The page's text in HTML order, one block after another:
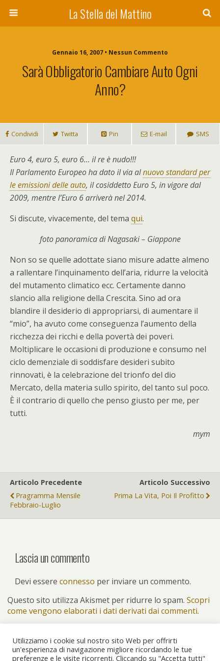
La Stella del Mattino
Gennaio 16, 2007 • Nessun Commento
Sarà Obbligatorio Cambiare Auto Ogni
Anno?
Condividi Twitta Pin E-mail SMS
Euro 4, euro 5, euro 6… il re è nudo!!!
Il Parlamento Europeo ha dato il via alnuovo standard per
le emissioni delle auto, il cosiddetto Euro 5, in vigore dal
2009, mentre l’Euro 6 arriverà nel 2014.
Si discute, vivacemente, del tema qui.
foto panoramica di Nagasaki – Giappone
Non so se quelle adottate siano misure adatte almeno
a rallentare l’inquinamento dell’aria, ridurre la velocità
del mutamento climatico ecc. Certamente danno
slancio alla religione della Crescita. Sino ad ora
blandire il desiderio di appropriarsi, di aumentare il
“mio”, ha avuto come conseguenza l’aumento della
ricchezza dei ricchi e della povertà dei poveri.
Moltiplicare le occasioni di produzione e consumo nel
ciclo demenziale di soddisfare desideri subito
rinnovati, è la celebrazione del trionfo del dio
Mercato, della materia sullo spirito, del tanto sul poco.
È il contrario di quello che penso giusto per me, per
tutti.
mym
Articolo Precedente
Pragramma Mensile
Febbraio-Luglio
Articolo Successivo
Prima La Vita, Poi Il Profitto
Lascia un commento
Devi essere connesso per inviare un commento.
Questo sito utilizza Akismet per ridurre lo spam. Scopri
come vengono elaborati i dati derivati dai commenti.
Utilizziamo i cookie sul nostro sito Web per offrirti
un'esperienza di navigazione migliore ricordando le tue
preferenze e le visite ricorrenti. Cliccando su "Accetta tutti"